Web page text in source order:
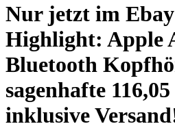
Nur jetzt im
Highlight: Apple
Bluetooth
sagenhafte
inklusive